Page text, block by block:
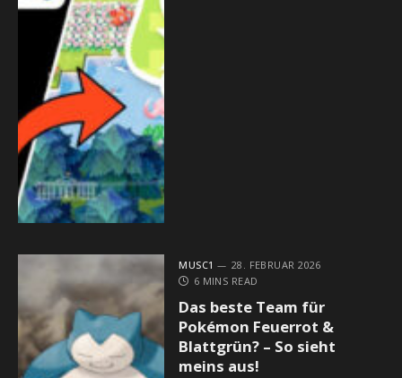
MUSC1
28. FEBRUAR 2026
6 MINS READ
Das beste Team für
Pokémon Feuerrot &
Blattgrün? – So sieht
meins aus!